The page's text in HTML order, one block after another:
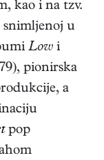
kao i na tzv.
u
Low i
pionirska
a
pop